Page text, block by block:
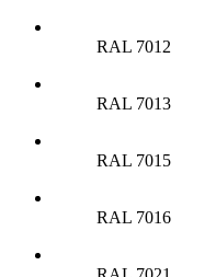
RAL 7012
RAL 7013
RAL 7015
RAL 7016